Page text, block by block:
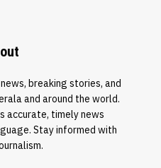
breaking stories, and
and around the world.
accurate, timely news
Stay informed with